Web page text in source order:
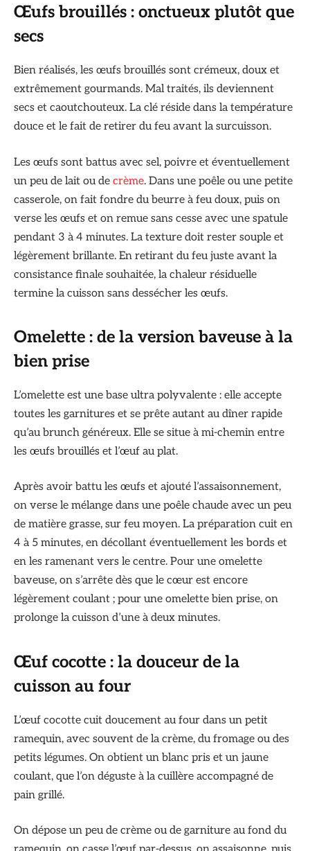
Œufs brouillés : onctueux plutôt que
secs
Bien réalisés, les œufs brouillés sont crémeux, doux et
extrêmement gourmands. Mal traités, ils deviennent
secs et caoutchouteux. La clé réside dans la température
douce et le fait de retirer du feu avant la surcuisson.
Les œufs sont battus avec sel, poivre et éventuellement
un peu de lait ou de crème. Dans une poêle ou une petite
casserole, on fait fondre du beurre à feu doux, puis on
verse les œufs et on remue sans cesse avec une spatule
pendant 3 à 4 minutes. La texture doit rester souple et
légèrement brillante. En retirant du feu juste avant la
consistance finale souhaitée, la chaleur résiduelle
termine la cuisson sans dessécher les œufs.
Omelette : de la version baveuse à la
bien prise
L’omelette est une base ultra polyvalente : elle accepte
toutes les garnitures et se prête autant au dîner rapide
qu’au brunch généreux. Elle se situe à mi-chemin entre
les œufs brouillés et l’œuf au plat.
Après avoir battu les œufs et ajouté l’assaisonnement,
on verse le mélange dans une poêle chaude avec un peu
de matière grasse, sur feu moyen. La préparation cuit en
4 à 5 minutes, en décollant éventuellement les bords et
en les ramenant vers le centre. Pour une omelette
baveuse, on s’arrête dès que le cœur est encore
légèrement coulant ; pour une omelette bien prise, on
prolonge la cuisson d’une à deux minutes.
Œuf cocotte : la douceur de la
cuisson au four
L’œuf cocotte cuit doucement au four dans un petit
ramequin, avec souvent de la crème, du fromage ou des
petits légumes. On obtient un blanc pris et un jaune
coulant, que l’on déguste à la cuillère accompagné de
pain grillé.
On dépose un peu de crème ou de garniture au fond du